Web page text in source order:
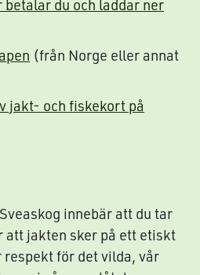
du och laddar ner
(från Norge eller annat
jakt- och fiskekort på
innebär att du tar
att jakten sker på ett etiskt
för det vilda, vår